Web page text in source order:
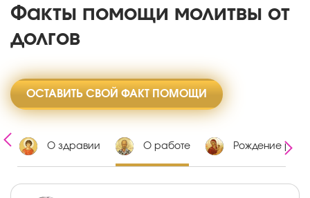
Факты помощи молитвы от
долгов
ОСТАВИТЬ СВОЙ ФАКТ ПОМОЩИ
О здравии О работе Рождение